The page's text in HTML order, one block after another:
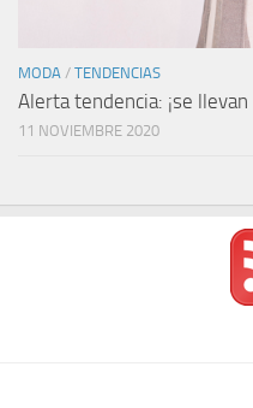
MODA / TENDENCIAS
Alerta tendencia: ¡se
11 NOVIEMBRE 2020